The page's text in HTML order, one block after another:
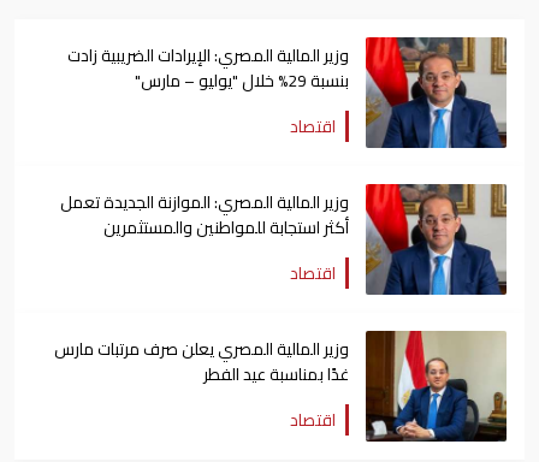
وزير المالية المصري: الإيرادات الضريبية زادت
بنسبة 29% خلال "يوليو – مارس"
اقتصاد
وزير المالية المصري: الموازنة الجديدة تعمل
أكثر استجابة للمواطنين والمستثمرين
اقتصاد
وزير المالية المصري يعلن صرف مرتبات مارس
غدًا بمناسبة عيد الفطر
اقتصاد